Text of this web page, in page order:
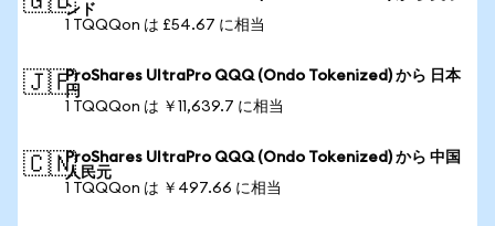
ンド
1 TQQQon は £54.67 に相当
🇯🇵ProShares UltraPro QQQ (Ondo Tokenized) から 日本
円
1 TQQQon は ￥11,639.7 に相当
🇨🇳ProShares UltraPro QQQ (Ondo Tokenized) から 中国
人民元
1 TQQQon は ￥497.66 に相当